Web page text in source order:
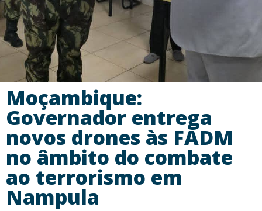
Moçambique:
Governador entrega
novos drones às FADM
no âmbito do combate
ao terrorismo em
Nampula